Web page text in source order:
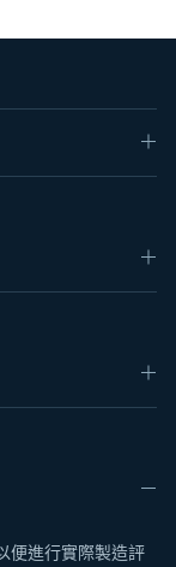
便進行實際製造評